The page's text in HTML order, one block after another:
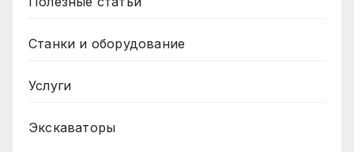
Станки и оборудование
Услуги
Экскаваторы